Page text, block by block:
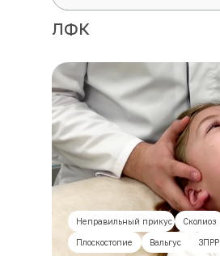
ЛФК
Неправильный прикус Сколиоз
Плоскостопие Вальгус ЗПРР